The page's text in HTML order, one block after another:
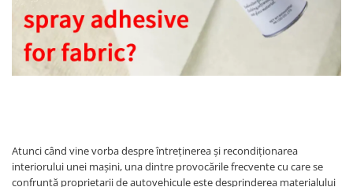
Convertizoare
Cruce cardan
Disc frictiune
Piulite roata
Butuc roata
Piese ZF
Piese Vapormatic
Piese utilaje Fendt
Piese Skyjack
Atunci când vine vorba despre întreținerea și recondiționarea
interiorului unei mașini, una dintre provocările frecvente cu care se
confruntă proprietarii de autovehicule este desprinderea materialului